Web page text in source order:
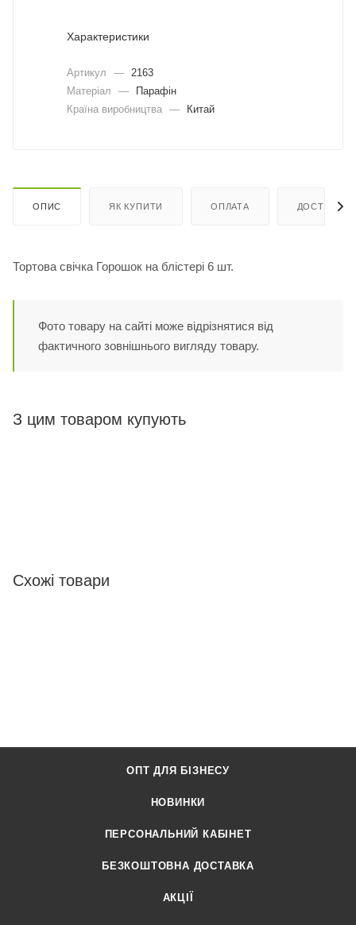
Характеристики
Артикул —
2163
Матеріал
—
Парафін
Країна виробництва — Китай
ОПИС ЯК КУПИТИ ОПЛАТА ДОСТАВКА
Тортова свічка Горошок на блістері 6 шт.
Фото товару на сайті може відрізнятися від
фактичного зовнішнього вигляду товару.
З цим товаром купують
Схожі товари
ОПТ ДЛЯ БІЗНЕСУ
НОВИНКИ
ПЕРСОНАЛЬНИЙ КАБІНЕТ
БЕЗКОШТОВНА ДОСТАВКА
АКЦІЇ